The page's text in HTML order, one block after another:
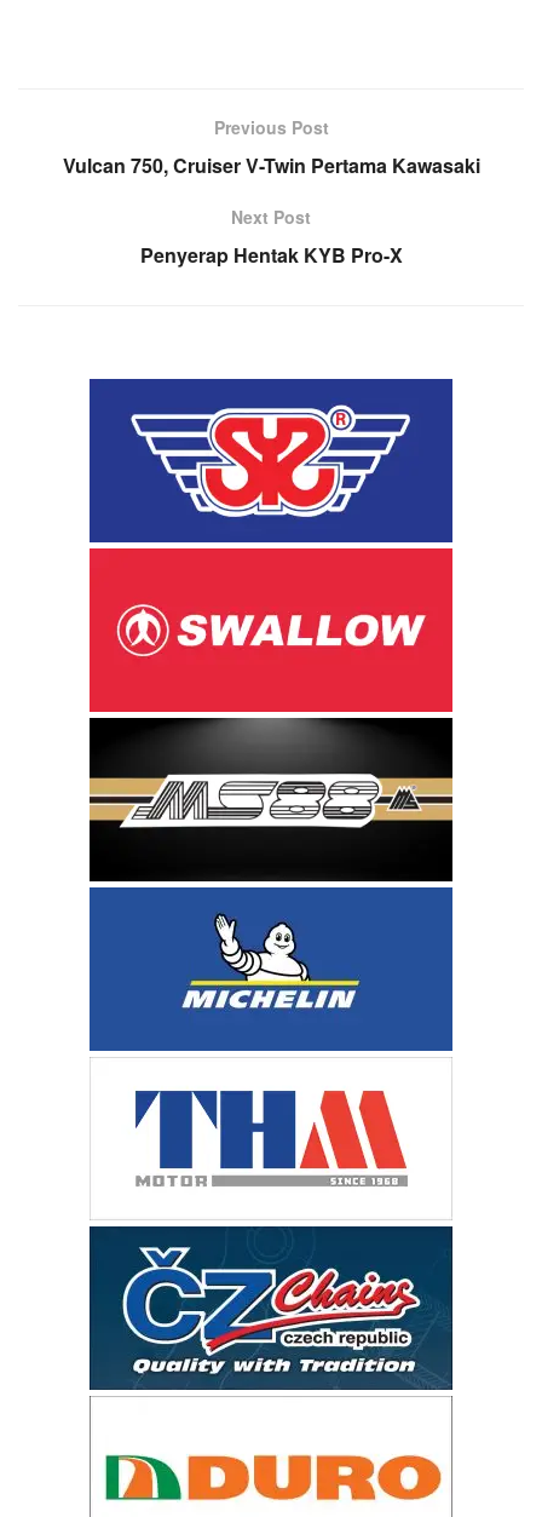
Previous Post
Vulcan 750, Cruiser V-Twin Pertama Kawasaki
Next Post
Penyerap Hentak KYB Pro-X